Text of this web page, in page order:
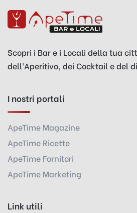
Scopri i Bar e i Locali della tua
dell’Aperitivo, dei Cocktail e del
I nostri portali
ApeTime Magazine
ApeTime Ricette
ApeTime Fornitori
ApeTime Marketing
Link utili